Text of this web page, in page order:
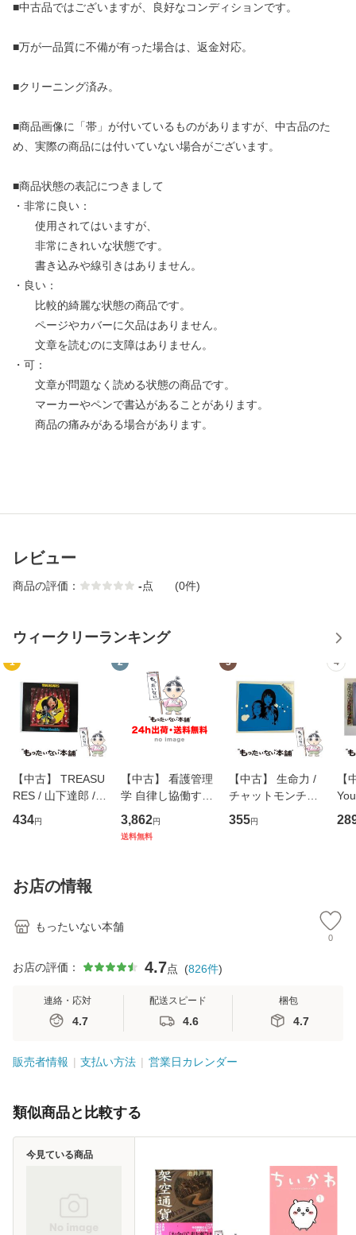
■中古品ではございますが、良好なコンディションです。
■万が一品質に不備が有った場合は、返金対応。
■クリーニング済み。
■商品画像に「帯」が付いているものがありますが、中古品のた
め、実際の商品には付いていない場合がございます。
■商品状態の表記につきまして
・非常に良い：
使用されてはいますが、
非常にきれいな状態です。
書き込みや線引きはありません。
・良い：
比較的綺麗な状態の商品です。
ページやカバーに欠品はありません。
文章を読むのに支障はありません。
・可：
文章が問題なく読める状態の商品です。
マーカーやペンで書込があることがあります。
商品の痛みがある場合があります。
レビュー
商品の評価： -点 (0件)
ウィークリーランキング
1
【中古】 TREASU
RES / 山下達郎 /
イーストウエス
ト・ジャパン [CD]
434円
2
【中古】 看護管理
学 自律し協働する
専門職の看護マネ
ジメントスキル 改
3,862円
送料無料
3
【中古】 生命力 /
チャットモンチー /
キューンレコード
[CD]【メール便送
355円
4
【
のが
お店の情報
もったいない本舗
0
お店の評価： 4.7点 (826件)
連絡・応対
4.7
配送スピード
4.6
梱包
4.7
販売者情報 支払い方法 営業日カレンダー
類似商品と比較する
今見ている商品